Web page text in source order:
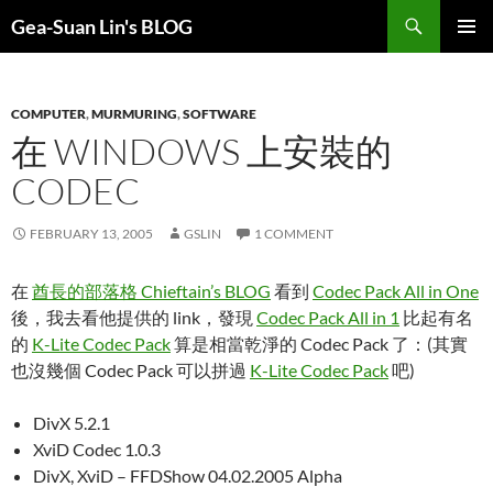
Gea-Suan Lin's BLOG
COMPUTER,MURMURING,SOFTWARE
在 WINDOWS 上安裝的
CODEC
FEBRUARY 13, 2005 GSLIN 1 COMMENT
在 酋長的部落格 Chieftain’s BLOG 看到 Codec Pack All in One
後，我去看他提供的 link，發現 Codec Pack All in 1 比起有名
的 K-Lite Codec Pack算是相當乾淨的 Codec Pack 了：(其實
也沒幾個 Codec Pack 可以拼過 K-Lite Codec Pack吧)
DivX 5.2.1
XviD Codec 1.0.3
DivX, XviD – FFDShow 04.02.2005 Alpha